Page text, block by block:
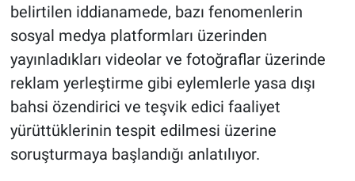
belirtilen iddianamede, bazı fenomenlerin
sosyal medya platformları üzerinden
yayınladıkları videolar ve fotoğraflar üzerinde
reklam yerleştirme gibi eylemlerle yasa dışı
bahsi özendirici ve teşvik edici faaliyet
yürüttüklerinin tespit edilmesi üzerine
soruşturmaya başlandığı anlatılıyor.
Yerel Yaşam
Canlı Yayın